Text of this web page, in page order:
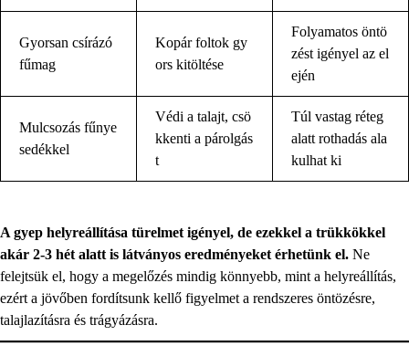
Gyorsan csírázó
fűmag
Kopár foltok gy
ors kitöltése
Folyamatos öntö
zést igényel az el
ején
Mulcsozás fűnye
sedékkel
Védi a talajt, csö
kkenti a párolgás
t
Túl vastag réteg
alatt rothadás ala
kulhat ki
A gyep helyreállítása türelmet igényel, de ezekkel a trükkökkel
akár 2-3 hét alatt is látványos eredményeket érhetünk el. Ne
felejtsük el, hogy a megelőzés mindig könnyebb, mint a helyreállítás,
ezért a jövőben fordítsunk kellő figyelmet a rendszeres öntözésre,
talajlazításra és trágyázásra.